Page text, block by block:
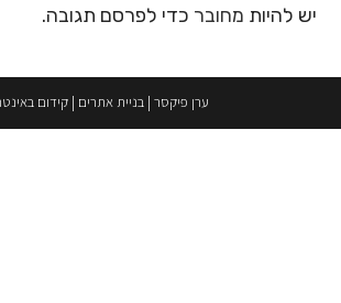
יש להיות מחובר כדי לפרסם תגובה.
ערן פיקסר |בניית אתרים |קידום